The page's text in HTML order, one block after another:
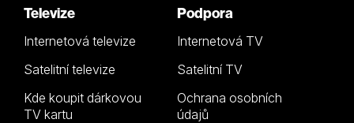
Televize
Internetová televize
Satelitní televize
Kde koupit dárkovou
TV kartu
Podpora
Internetová TV
Satelitní TV
Ochrana osobních
údajů